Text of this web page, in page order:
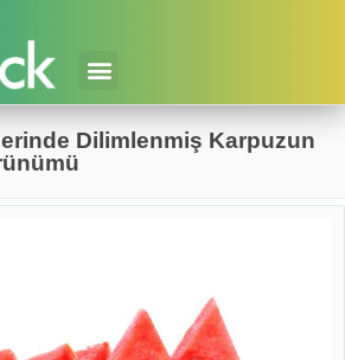
Dilimlenmiş Karpuzun